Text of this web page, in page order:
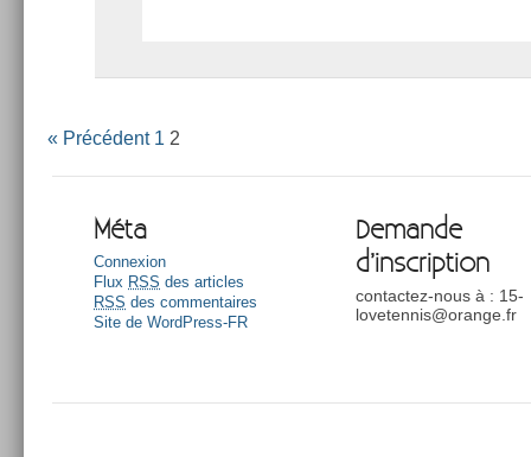
« Précédent 1 2
Méta
Connexion
Flux RSS des articles
RSS des commentaires
Site de WordPress-FR
Demande
d’inscription
contactez-nous à : 15-
lovetennis@orange.fr